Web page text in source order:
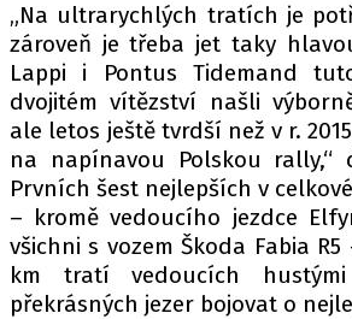
VYDAVATEL
INZERCE
OSOBNÍ ÚDAJE /
Provozovatelem serveru
INCORP MEDIA GROUP s.r.o.,
„Na ultrarychlých tratích je
zároveň je třeba jet taky
Lappi i Pontus Tidemand
dvojitém vítězství našli
ale letos ještě tvrdší než v r.
na napínavou Polskou rally,“
Prvních šest nejlepších v
– kromě vedoucího jezdce
všichni s vozem Škoda Fabia
km tratí vedoucích
překrásných jezer bojovat o